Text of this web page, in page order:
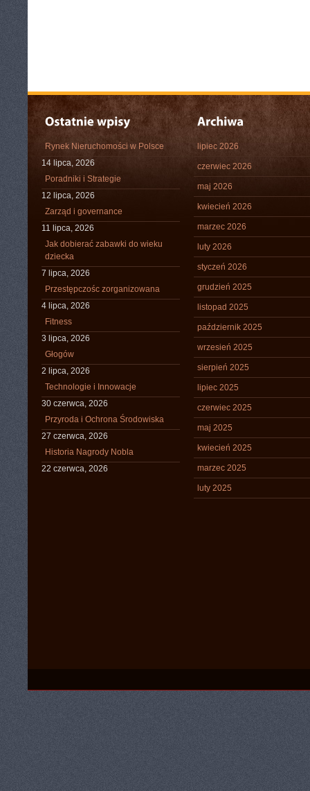
Rynek Nieruchomości w Polsce
14 lipca, 2026
Poradniki i Strategie
12 lipca, 2026
Zarząd i governance
11 lipca, 2026
Jak dobierać zabawki do wieku
dziecka
7 lipca, 2026
Przestępczośc zorganizowana
4 lipca, 2026
Fitness
3 lipca, 2026
Głogów
2 lipca, 2026
Technologie i Innowacje
30 czerwca, 2026
Przyroda i Ochrona Środowiska
27 czerwca, 2026
Historia Nagrody Nobla
22 czerwca, 2026
lipiec 2026
czerwiec 2026
maj 2026
kwiecień 2026
marzec 2026
luty 2026
styczeń 2026
grudzień 2025
listopad 2025
październik 2025
wrzesień 2025
sierpień 2025
lipiec 2025
czerwiec 2025
maj 2025
kwiecień 2025
marzec 2025
luty 2025